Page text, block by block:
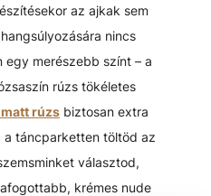
az ajkak sem
nincs
merészebb színt – a
rúzs tökéletes
rúzs biztosan extra
a táncparketten töltöd az
választod,
krémes nude